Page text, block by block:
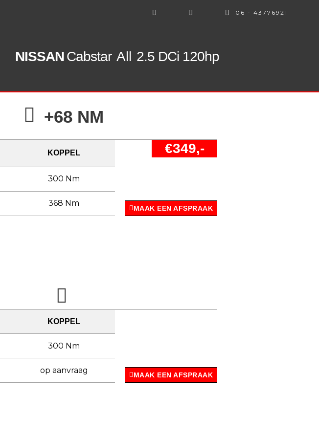
06 - 43776921
NISSANCabstar All 2.5 DCi 120hp
+68 NM
KOPPEL €349,-
300 Nm
368 Nm
MAAK EEN AFSPRAAK
KOPPEL
300 Nm
op aanvraag
MAAK EEN AFSPRAAK